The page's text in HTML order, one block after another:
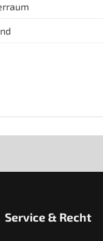
Service & Recht